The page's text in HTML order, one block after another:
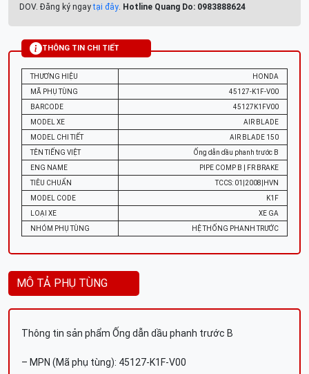
DOV. Đăng ký ngaytại đây. Hotline Quang Do: 0983888624
THÔNG TIN CHI TIẾT
THƯƠNG HIỆU
HONDA
MÃ PHỤ TÙNG
45127-K1F-V00
BARCODE
45127K1FV00
MODEL XE
AIR BLADE
MODEL CHI TIẾT
AIR BLADE 150
TÊN TIẾNG VIỆT
Ống dẫn dầu phanh trước B
ENG NAME
PIPE COMP B | FR BRAKE
TIÊU CHUẨN
TCCS: 01|2008|HVN
MODEL CODE
K1F
LOẠI XE
XE GA
NHÓM PHỤ TÙNG
HỆ THỐNG PHANH TRƯỚC
MÔ TẢ PHỤ TÙNG
Thông tin sản phẩm Ống dẫn dầu phanh trước B
– MPN (Mã phụ tùng): 45127-K1F-V00